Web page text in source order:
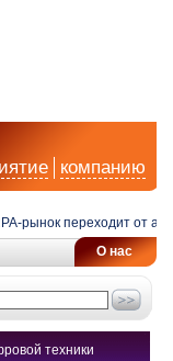
компанию
переходит от
О нас
техники